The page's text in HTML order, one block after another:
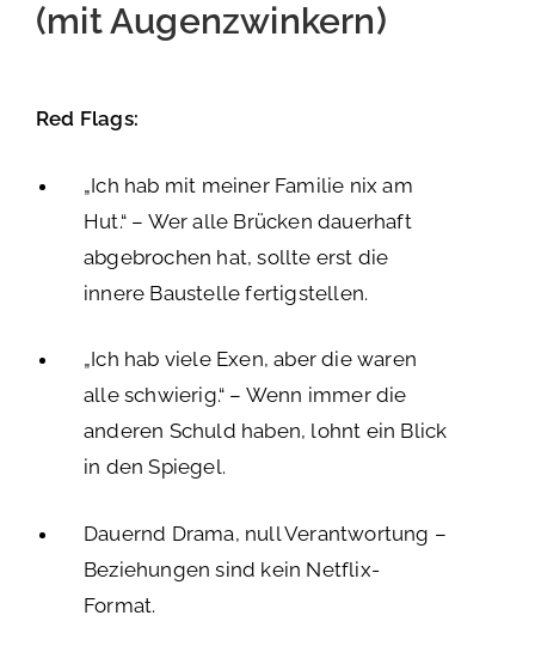
(mit Augenzwinkern)
Red Flags:
„Ich hab mit meiner Familie nix am
Hut.“ – Wer alle Brücken dauerhaft
abgebrochen hat, sollte erst die
innere Baustelle fertigstellen.
„Ich hab viele Exen, aber die waren
alle schwierig.“ – Wenn immer die
anderen Schuld haben, lohnt ein Blick
in den Spiegel.
Dauernd Drama, null Verantwortung –
Beziehungen sind kein Netflix-
Format.